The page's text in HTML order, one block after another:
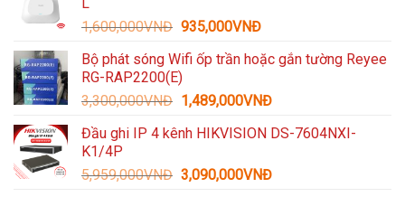
1,600,000VNĐ Giá
là:
1,600,000VNĐ.
935,000VNĐGiá
tại
935,000VNĐ.
Bộ phát sóng Wifi ốp trần hoặc gắn tường Reyee
RG-RAP2200(E)
3,300,000VNĐ Giá
là:
1,489,000VNĐGiá
tại
1,489,000VNĐ.
Đầu ghi IP 4 kênh HIKVISION DS-7604NXI-
K1/4P
5,959,000VNĐ Giá
3,090,000VNĐGiá